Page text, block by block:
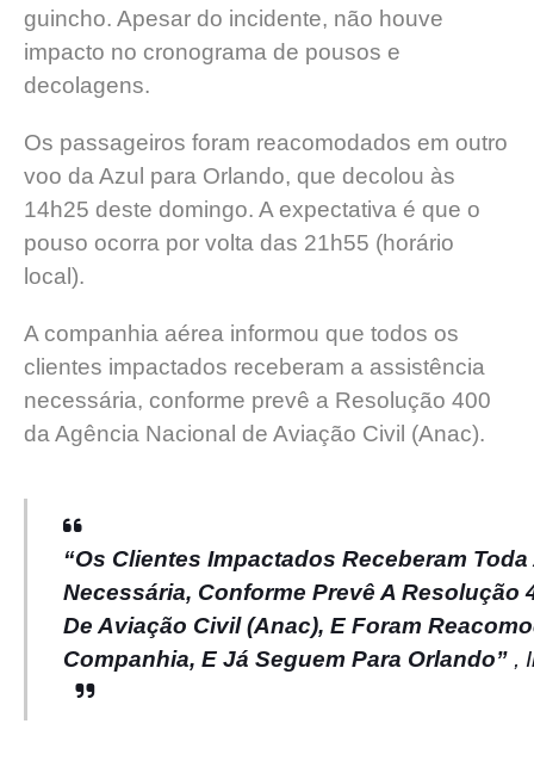
guincho. Apesar do incidente, não houve
impacto no cronograma de pousos e
decolagens.
Os passageiros foram reacomodados em outro
voo da Azul para Orlando, que decolou às
14h25 deste domingo. A expectativa é que o
pouso ocorra por volta das 21h55 (horário
local).
A companhia aérea informou que todos os
clientes impactados receberam a assistência
necessária, conforme prevê a Resolução 400
da Agência Nacional de Aviação Civil (Anac).
“Os Clientes Impactados Receberam
Necessária, Conforme Prevê A Resolução
De Aviação Civil (Anac), E Foram
Companhia, E Já Seguem Para Orlando” ,